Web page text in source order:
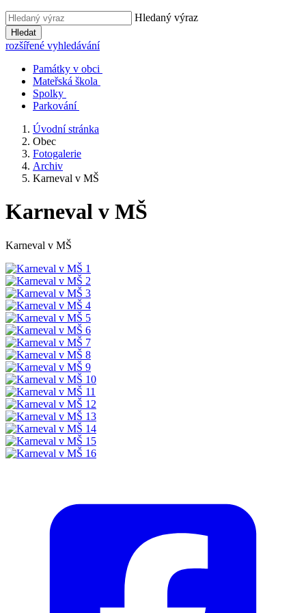
Hledaný výraz
Hledat
rozšířené vyhledávání
Památky v obci
Mateřská škola
Spolky
Parkování
Úvodní stránka
Obec
Fotogalerie
Archiv
Karneval v MŠ
Karneval v MŠ
Karneval v MŠ